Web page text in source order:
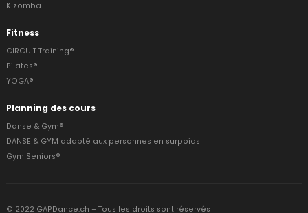
Kizomba
Fitness
CIRCUIT Training®
Pilates®
YOGA®
Planning des cours
Danse & Gym®
DANSE & GYM adapté aux personnes en surpoids
Gym Seniors®
© 2022 GAPDance.ch – Tous les droits sont réservés